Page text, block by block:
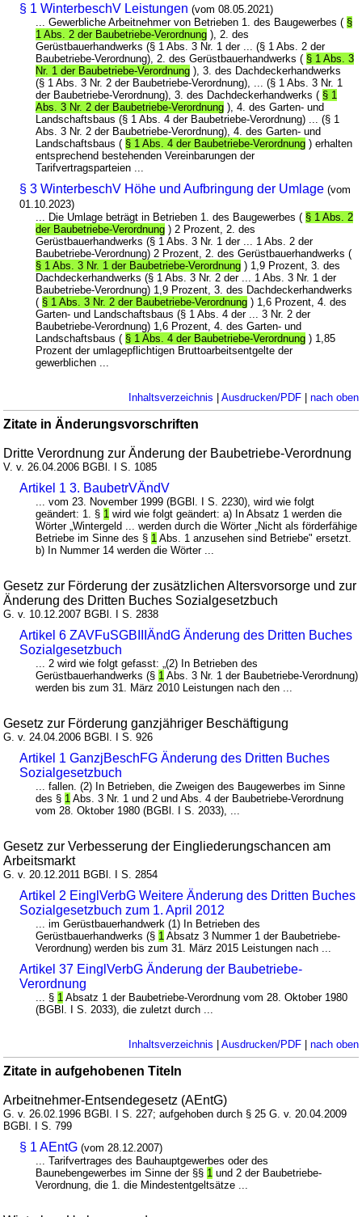
§ 1 WinterbeschV Leistungen (vom 08.05.2021)
... Gewerbliche Arbeitnehmer von Betrieben 1. des Baugewerbes ( §
1 Abs. 2 der Baubetriebe-Verordnung ), 2. des
Gerüstbauerhandwerks (§ 1 Abs. 3 Nr. 1 der ... (§ 1 Abs. 2 der
Baubetriebe-Verordnung), 2. des Gerüstbauerhandwerks ( § 1 Abs. 3
Nr. 1 der Baubetriebe-Verordnung ), 3. des Dachdeckerhandwerks
(§ 1 Abs. 3 Nr. 2 der Baubetriebe-Verordnung), ... (§ 1 Abs. 3 Nr. 1
der Baubetriebe-Verordnung), 3. des Dachdeckerhandwerks ( § 1
Abs. 3 Nr. 2 der Baubetriebe-Verordnung ), 4. des Garten- und
Landschaftsbaus (§ 1 Abs. 4 der Baubetriebe-Verordnung) ... (§ 1
Abs. 3 Nr. 2 der Baubetriebe-Verordnung), 4. des Garten- und
Landschaftsbaus ( § 1 Abs. 4 der Baubetriebe-Verordnung ) erhalten
entsprechend bestehenden Vereinbarungen der
Tarifvertragsparteien ...
§ 3 WinterbeschV Höhe und Aufbringung der Umlage (vom
01.10.2023)
... Die Umlage beträgt in Betrieben 1. des Baugewerbes ( § 1 Abs. 2
der Baubetriebe-Verordnung ) 2 Prozent, 2. des
Gerüstbauerhandwerks (§ 1 Abs. 3 Nr. 1 der ... 1 Abs. 2 der
Baubetriebe-Verordnung) 2 Prozent, 2. des Gerüstbauerhandwerks (
§ 1 Abs. 3 Nr. 1 der Baubetriebe-Verordnung ) 1,9 Prozent, 3. des
Dachdeckerhandwerks (§ 1 Abs. 3 Nr. 2 der ... 1 Abs. 3 Nr. 1 der
Baubetriebe-Verordnung) 1,9 Prozent, 3. des Dachdeckerhandwerks
( § 1 Abs. 3 Nr. 2 der Baubetriebe-Verordnung ) 1,6 Prozent, 4. des
Garten- und Landschaftsbaus (§ 1 Abs. 4 der ... 3 Nr. 2 der
Baubetriebe-Verordnung) 1,6 Prozent, 4. des Garten- und
Landschaftsbaus ( § 1 Abs. 4 der Baubetriebe-Verordnung ) 1,85
Prozent der umlagepflichtigen Bruttoarbeitsentgelte der
gewerblichen ...
Inhaltsverzeichnis | Ausdrucken/PDF| nach oben
Zitate in Änderungsvorschriften
Dritte Verordnung zur Änderung der Baubetriebe-Verordnung
V. v. 26.04.2006 BGBl. I S. 1085
Artikel 1 3. BaubetrVÄndV
... vom 23. November 1999 (BGBl. I S. 2230), wird wie folgt
geändert: 1. § 1 wird wie folgt geändert: a) In Absatz 1 werden die
Wörter „Wintergeld ... werden durch die Wörter „Nicht als förderfähige
Betriebe im Sinne des § 1 Abs. 1 anzusehen sind Betriebe" ersetzt.
b) In Nummer 14 werden die Wörter ...
Gesetz zur Förderung der zusätzlichen Altersvorsorge und zur
Änderung des Dritten Buches Sozialgesetzbuch
G. v. 10.12.2007 BGBl. I S. 2838
Artikel 6 ZAVFuSGBIIIÄndG Änderung des Dritten Buches
Sozialgesetzbuch
... 2 wird wie folgt gefasst: „(2) In Betrieben des
Gerüstbauerhandwerks (§ 1 Abs. 3 Nr. 1 der Baubetriebe-Verordnung)
werden bis zum 31. März 2010 Leistungen nach den ...
Gesetz zur Förderung ganzjähriger Beschäftigung
G. v. 24.04.2006 BGBl. I S. 926
Artikel 1 GanzjBeschFG Änderung des Dritten Buches
Sozialgesetzbuch
... fallen. (2) In Betrieben, die Zweigen des Baugewerbes im Sinne
des § 1 Abs. 3 Nr. 1 und 2 und Abs. 4 der Baubetriebe-Verordnung
vom 28. Oktober 1980 (BGBl. I S. 2033), ...
Gesetz zur Verbesserung der Eingliederungschancen am
Arbeitsmarkt
G. v. 20.12.2011 BGBl. I S. 2854
Artikel 2 EinglVerbG Weitere Änderung des Dritten Buches
Sozialgesetzbuch zum 1. April 2012
... im Gerüstbauerhandwerk (1) In Betrieben des
Gerüstbauerhandwerks (§ 1 Absatz 3 Nummer 1 der Baubetriebe-
Verordnung) werden bis zum 31. März 2015 Leistungen nach ...
Artikel 37 EinglVerbG Änderung der Baubetriebe-
Verordnung
... § 1 Absatz 1 der Baubetriebe-Verordnung vom 28. Oktober 1980
(BGBl. I S. 2033), die zuletzt durch ...
Inhaltsverzeichnis | Ausdrucken/PDF| nach oben
Zitate in aufgehobenen Titeln
Arbeitnehmer-Entsendegesetz (AEntG)
G. v. 26.02.1996 BGBl. I S. 227; aufgehoben durch § 25 G. v. 20.04.2009
BGBl. I S. 799
§ 1 AEntG (vom 28.12.2007)
... Tarifvertrages des Bauhauptgewerbes oder des
Baunebengewerbes im Sinne der §§ 1 und 2 der Baubetriebe-
Verordnung, die 1. die Mindestentgeltsätze ...